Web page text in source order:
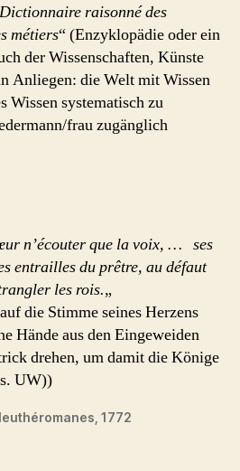
raisonné des
métiers“ (Enzyklopädie oder ein
der Wissenschaften, Künste
Anliegen: die Welt mit Wissen
Wissen systematisch zu
frau zugänglich
n’écouter que la voix, … ses
entrailles du prêtre, au défaut
les rois.„
die Stimme seines Herzens
Hände aus den Eingeweiden
drehen, um damit die Könige
UW))
1772